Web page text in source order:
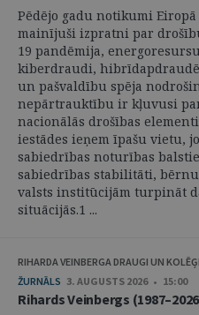
Pēdējo gadu notikumi
mainījuši izpratni par
19 pandēmija,
kiberdraudi,
un pašvaldību spēja
nepārtrauktību ir kļuvusi
nacionālās drošības
iestādes ieņem īpašu vietu,
sabiedrības noturības
sabiedrības stabilitāti,
valsts institūcijām turpināt
situācijās.1 ...
RIHARDA VEINBERGA DRAUGI UN KOLĒĢI
ŽURNĀLS 3. AUGUSTS 2026 • 15:00
Rihards Veinbergs